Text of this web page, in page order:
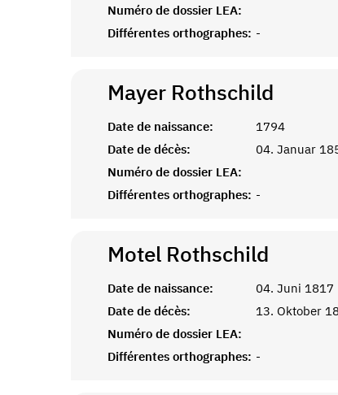
Numéro de dossier LEA:
Différentes orthographes: -
Mayer Rothschild
Date de naissance: 1794
Date de décès:
04. Januar
Numéro de dossier LEA:
Différentes orthographes: -
Motel Rothschild
Date de naissance: 04. Juni 1817
Date de décès:
13. Oktober
Numéro de dossier LEA:
Différentes orthographes: -